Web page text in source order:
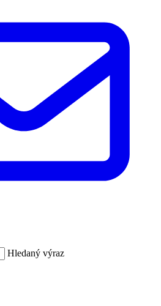
Hledaný výraz